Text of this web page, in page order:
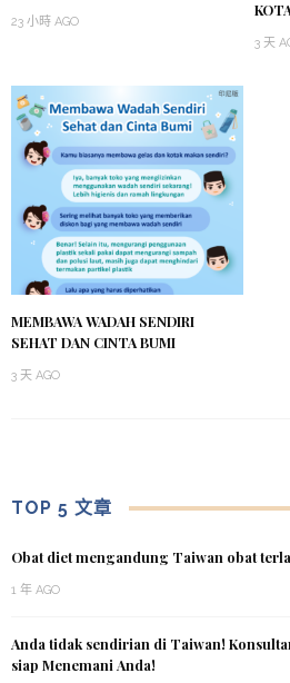
23 小時 AGO
3 天
MEMBAWA WADAH SENDIRI
SEHAT DAN CINTA BUMI
3 天 AGO
TOP 5 文章
Obat diet mengandung Taiwan obat
1 年 AGO
Anda tidak sendirian di Taiwan!
siap Menemani Anda!